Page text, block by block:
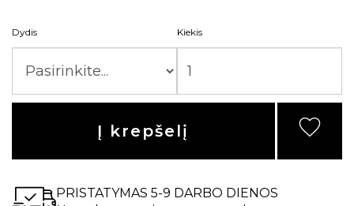
Dydis Kiekis
Į krepšelį
PRISTATYMAS 5-9 DARBO DIENOS